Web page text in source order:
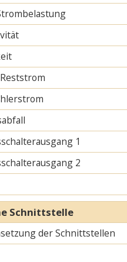
1
2
Schnittstelle
der Schnittstellen